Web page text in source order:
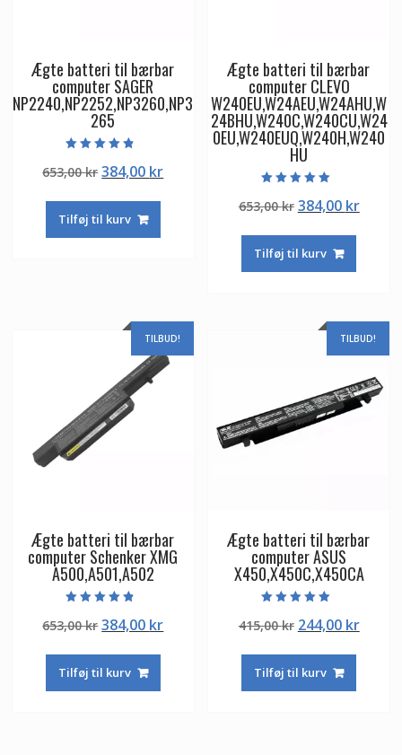
Ægte batteri til bærbar
computer SAGER
NP2240,NP2252,NP3260,NP3
265
4.50
ud af 5
653,00krDen
pris
var:
384,00 krDen
Tilføj til kurv
Ægte batteri til bærbar
computer CLEVO
W240EU,W24AEU,W24AHU,W
24BHU,W240C,W240CU,W24
0EU,W240EUQ,W240H,W240
HU
5.00
ud af 5
653,00kr Den
pris
var:
384,00 krDen
Tilføj til kurv
TILBUD!
Ægte batteri til bærbar
computer Schenker XMG
A500,A501,A502
4.50
ud af 5
653,00krDen
pris
var:
384,00 krDen
Tilføj til kurv
TILBUD!
Ægte batteri til bærbar
computer ASUS
X450,X450C,X450CA
5.00
ud af 5
415,00kr Den
pris
var:
244,00 krDen
Tilføj til kurv